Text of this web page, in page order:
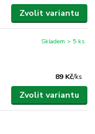
Zvolit variantu
89 Kč/ks
Skladem > 5 ks
Zvolit variantu